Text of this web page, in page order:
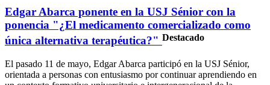
Edgar Abarca ponente en la USJ Sénior con la
ponencia "¿El medicamento comercializado como
única alternativa terapéutica?" Destacado
El pasado 11 de mayo, Edgar Abarca participó en la USJ Sénior,
orientada a personas con entusiasmo por continuar aprendiendo en